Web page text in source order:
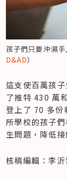
孩子們只要沖濕
D&AD）
這支使百萬孩
了推特 430 萬
登上了 70 多份
所學校的孩子
生問題，降低
核稿編輯：李沂